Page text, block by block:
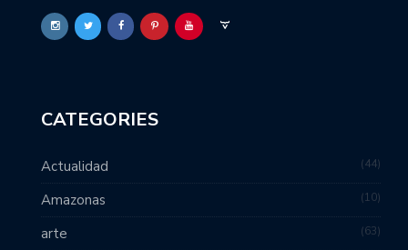
CATEGORIES
Actualidad 44
Amazonas 10
arte 63